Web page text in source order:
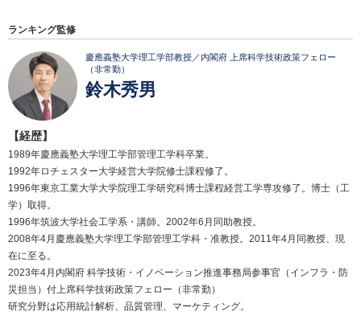
ランキング監修
慶應義塾大学理工学部教授／内閣府 上席科学技術政策フェロー
（非常勤）
鈴木秀男
【経歴】
1989年慶應義塾大学理工学部管理工学科卒業。
1992年ロチェスター大学経営大学院修士課程修了。
1996年東京工業大学大学院理工学研究科博士課程経営工学専攻修了。博士（工
学）取得。
1996年筑波大学社会工学系・講師。2002年6月同助教授。
2008年4月慶應義塾大学理工学部管理工学科・准教授。2011年4月同教授、現
在に至る。
2023年4月内閣府 科学技術・イノベーション推進事務局参事官（インフラ・防
災担当）付上席科学技術政策フェロー（非常勤）
研究分野は応用統計解析、品質管理、マーケティング。